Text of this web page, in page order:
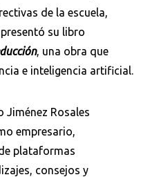
de la escuela,
su libro
, una obra que
e inteligencia artificial.
Jiménez Rosales
empresario,
plataformas
consejos y